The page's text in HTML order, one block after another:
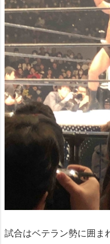
試合はベテラン勢に囲ま